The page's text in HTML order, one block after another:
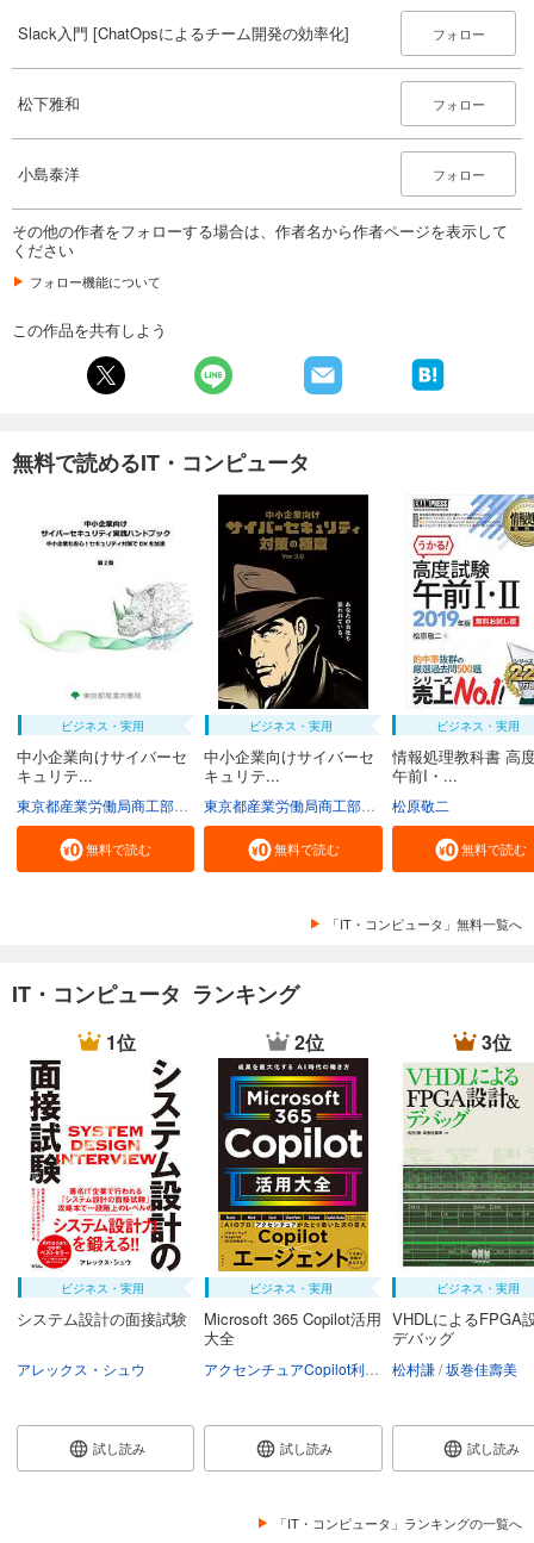
Slack入門 [ChatOpsによるチーム開発の効率化] フォロー
松下雅和 フォロー
小島泰洋 フォロー
その他の作者をフォローする場合は、作者名から作者ページを表示して
ください
フォロー機能について
この作品を共有しよう
無料で読めるIT・コンピュータ
ビジネス・実用
中小企業向けサイバーセ
キュリテ...
無料で読む
ビジネス・実用
中小企業向けサイバーセ
キュリテ...
無料で読む
ビジネス・実用
情報処理教科書 高
午前I・...
松原敬二
無料で読む
「IT・コンピュータ」無料一覧へ
IT・コンピュータ ランキング
1位
ビジネス・実用
システム設計の面接試験
アレックス・シュウ
試し読み
2位
ビジネス・実用
Microsoft 365 Copilot活用
大全
試し読み
3位
ビジネス・実用
VHDLによるFPGA
デバッグ
松村謙 坂巻佳壽美
試し読み
「IT・コンピュータ」ランキングの一覧へ